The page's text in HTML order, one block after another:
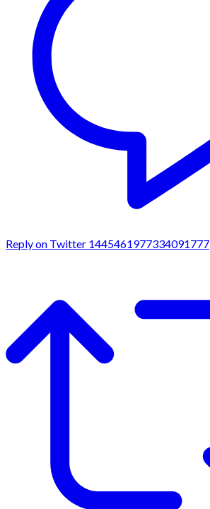
Reply on Twitter 1445461977334091777